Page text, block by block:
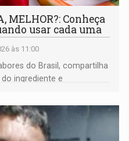
MELHOR?: Conheça
usar cada uma
às 11:00
do Brasil, compartilha
ingrediente e